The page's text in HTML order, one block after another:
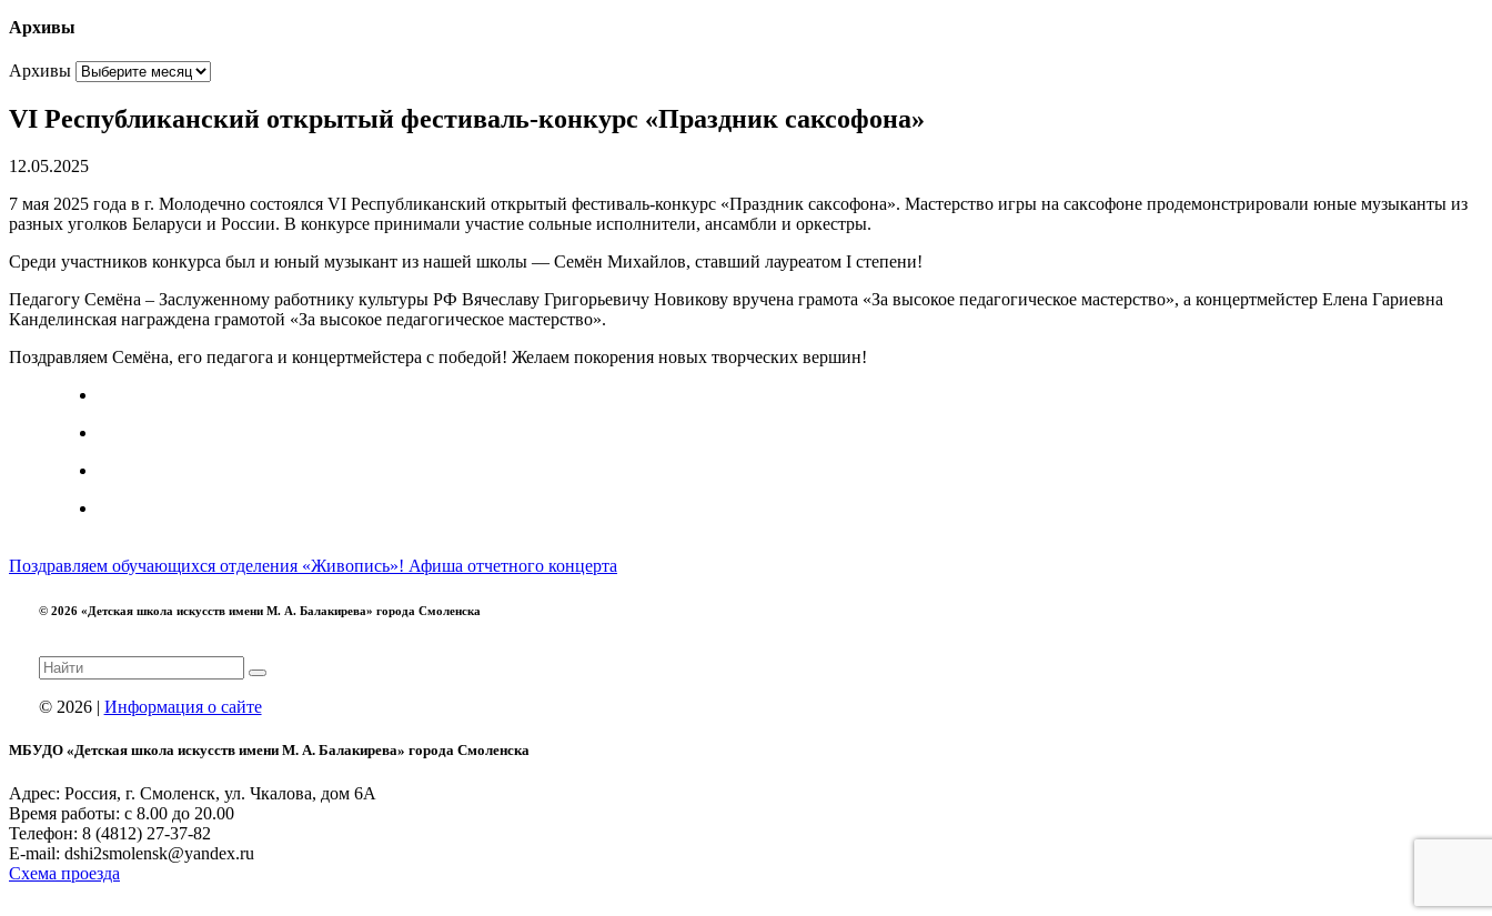
Архивы
Архивы
VI Республиканский открытый фестиваль-конкурс «Праздник саксофона»
12.05.2025
7 мая 2025 года в г. Молодечно состоялся VI Республиканский открытый фестиваль-конкурс «Праздник саксофона». Мастерство игры на саксофоне продемонстрировали юные музыканты из
разных уголков Беларуси и России. В конкурсе принимали участие сольные исполнители, ансамбли и оркестры.
Среди участников конкурса был и юный музыкант из нашей школы — Семён Михайлов, ставший лауреатом I степени!
Педагогу Семёна – Заслуженному работнику культуры РФ Вячеславу Григорьевичу Новикову вручена грамота «За высокое педагогическое мастерство», а концертмейстер Елена Гариевна
Канделинская награждена грамотой «За высокое педагогическое мастерство».
Поздравляем Семёна, его педагога и концертмейстера с победой! Желаем покорения новых творческих вершин!
Поздравляем обучающихся отделения «Живопись»! Афиша отчетного концерта
© 2026 «Детская школа искусств имени М. А. Балакирева» города Смоленска
© 2026 | Информация о сайте
МБУДО «Детская школа искусств имени М. А. Балакирева» города Смоленска
Адрес: Россия, г. Смоленск, ул. Чкалова, дом 6А
Время работы: с 8.00 до 20.00
Телефон: 8 (4812) 27-37-82
E-mail: dshi2smolensk@yandex.ru
Схема проезда